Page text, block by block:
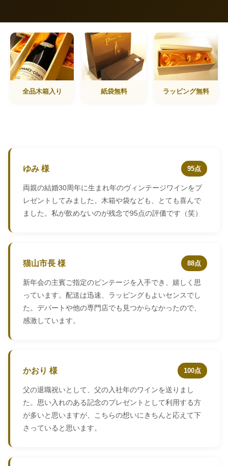
全品木箱入り 紙袋無料 ラッピング無料
ゆみ 様 95点
両親の結婚30周年に生まれ年のヴィンテージワインをプ
レゼントしてみました。木箱や袋なども、とても喜んで
ました。私が飲めないのが残念で95点の評価です（笑）
猫山市長 様 88点
新年会の主賓ご指定のビンテージを入手でき、嬉しく思
っています。配送は迅速、ラッピングもよいセンスでし
た。デパートや他の専門店でも見つからなかったので、
感激しています。
かおり 様 100点
父の退職祝いとして、父の入社年のワインを送りまし
た。思い入れのある記念のプレゼントとして利用する方
が多いと思いますが、こちらの想いにきちんと応えて下
さっていると思います。